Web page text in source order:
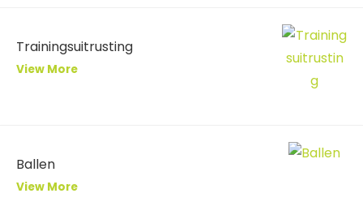
Trainingsuitrusting
View More
Ballen
View More